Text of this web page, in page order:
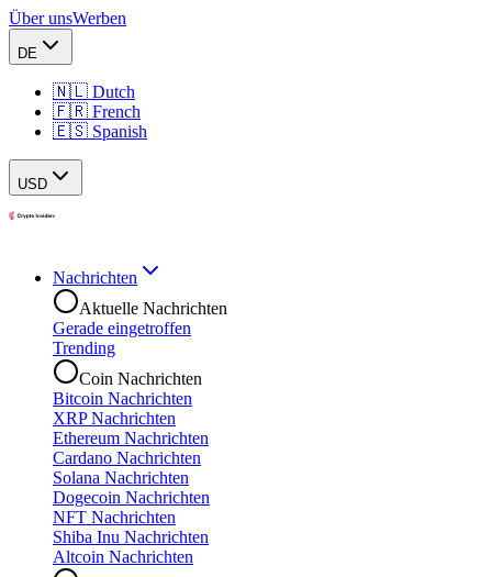
Über unsWerben
DE
🇳🇱 Dutch
🇫🇷 French
🇪🇸 Spanish
USD
Nachrichten
Aktuelle Nachrichten
Gerade eingetroffen
Trending
Coin Nachrichten
Bitcoin Nachrichten
XRP Nachrichten
Ethereum Nachrichten
Cardano Nachrichten
Solana Nachrichten
Dogecoin Nachrichten
NFT Nachrichten
Shiba Inu Nachrichten
Altcoin Nachrichten